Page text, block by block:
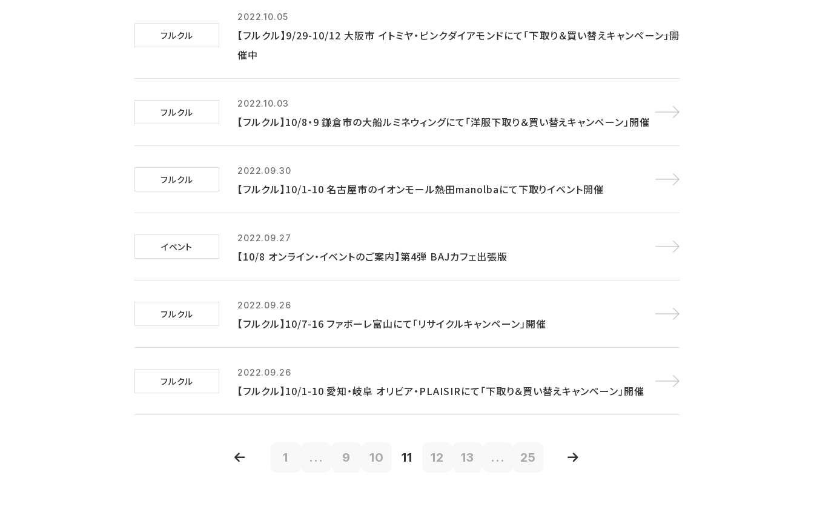
フルクル
2022.10.05
【フルクル】9/29-10/12 大阪市 イトミヤ・ピンクダイアモンドにて「下取り＆買い替えキャンペーン」開
催中
フルクル
2022.10.03
【フルクル】10/8・9 鎌倉市の大船ルミネウィングにて「洋服下取り＆買い替えキャンペーン」開催
フルクル
2022.09.30
【フルクル】10/1-10 名古屋市のイオンモール熱田manolbaにて下取りイベント開催
イベント
2022.09.27
【10/8 オンライン・イベントのご案内】第4弾 BAJカフェ出張版
フルクル
2022.09.26
【フルクル】10/7-16 ファボーレ富山にて「リサイクルキャンペーン」開催
フルクル
2022.09.26
【フルクル】10/1-10 愛知・岐阜 オリビア・PLAISIRにて「下取り＆買い替えキャンペーン」開催
1 ... 9 10 11 12 13 ... 25